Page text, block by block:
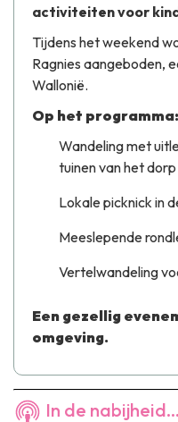
activiteiten voor
Tijdens het weekend
Ragnies aangeboden,
Wallonië.
Op het programma:
Wandeling met
tuinen van het dorp
Lokale picknick in
Meeslepende
Vertelwandeling
Een gezellig
omgeving.
In de nabijheid...